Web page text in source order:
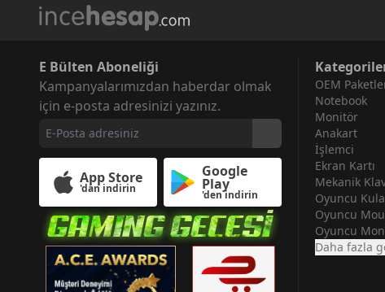
E Bülten Aboneliği
Kampanyalarımızdan haberdar olmak
için e-posta adresinizi yazınız.
App Store
'dan indirin
Google
Play
'den indirin
OEM
Notebook
Monitör
Anakart
İşlemci
Ekran Kartı
Mekanik
Oyuncu
Oyuncu
Oyuncu
Daha fazla